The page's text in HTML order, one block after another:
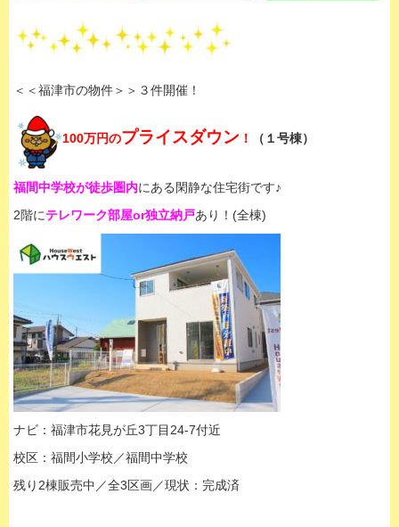
＜＜福津市の物件＞＞３件開催！
100万円のプライスダウン ！ （１号棟）
福間中学校が徒歩圏内にある閑静な住宅街です♪
2階にテレワーク部屋or独立納戸あり！(全棟)
ナビ：福津市花見が丘3丁目24-7付近
校区：福間小学校／福間中学校
残り2棟販売中／全3区画／現状：完成済